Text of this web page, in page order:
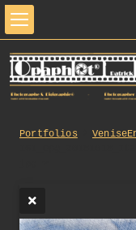
Portfolios